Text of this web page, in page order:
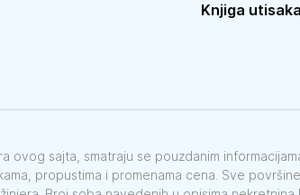
Knjiga utisaka
ovog sajta, smatraju se pouzdanim
propustima i promenama cena. Sve